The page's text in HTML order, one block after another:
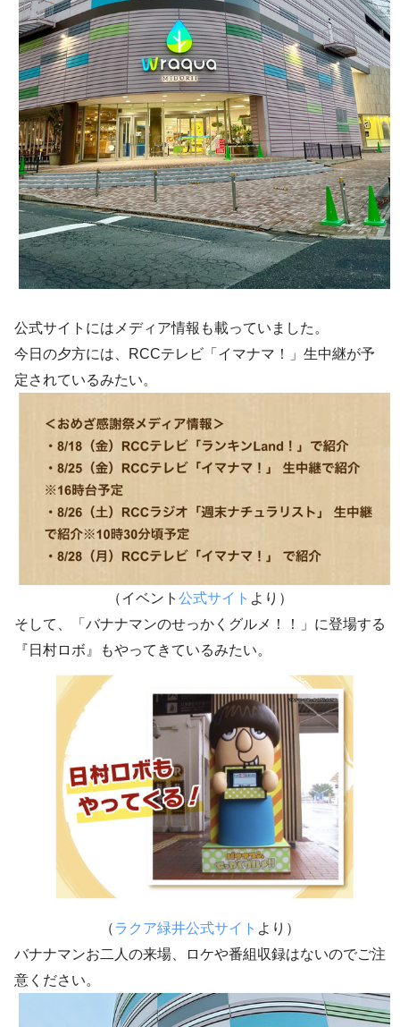
公式サイトにはメディア情報も載っていました。
今日の夕方には、RCCテレビ「イマナマ！」生中継が予
定されているみたい。
（イベント 公式サイト より）
そして、「バナナマンのせっかくグルメ！！」に登場する
『日村ロボ』もやってきているみたい。
（ラクア緑井公式サイト より）
バナナマンお二人の来場、ロケや番組収録はないのでご注
意ください。